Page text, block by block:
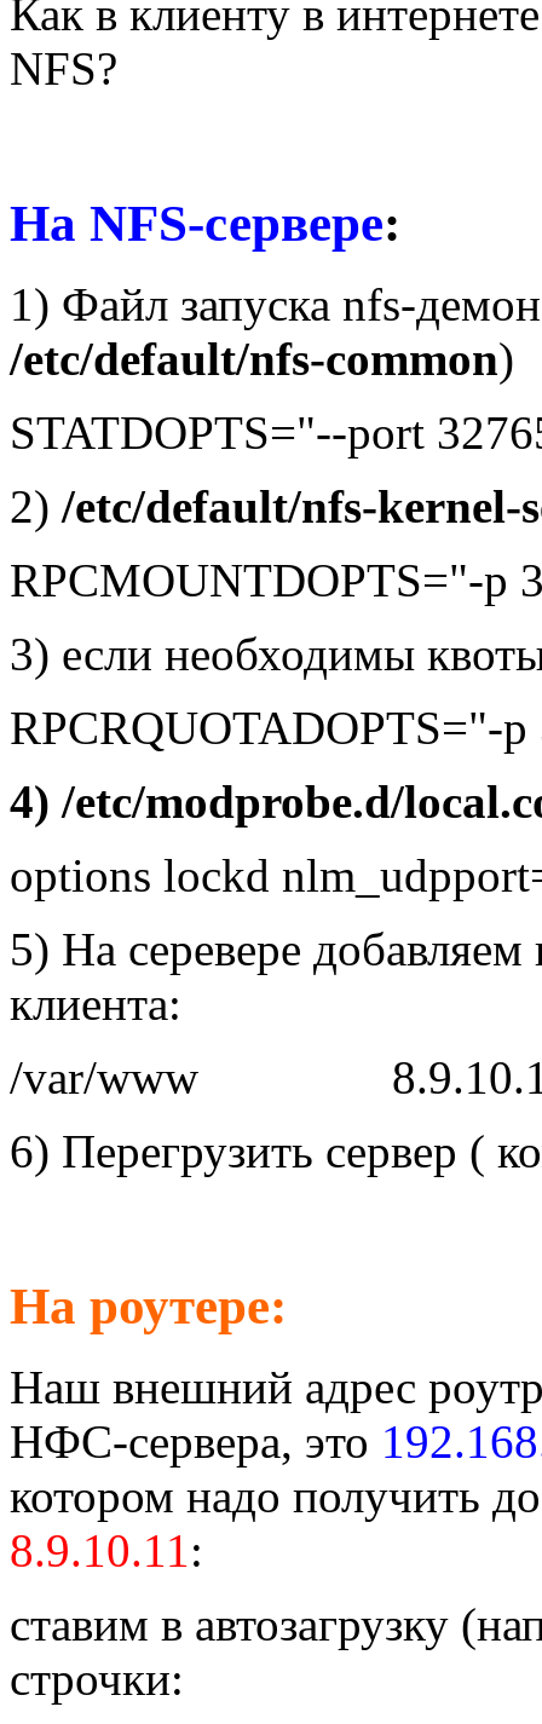
Как в клиенту в
NFS?
На NFS-сервере:
1) Файл запуска nfs-
/etc/default/nfs-common)
STATDOPTS="--port
2) /etc/default/nfs-kernel-
RPCMOUNTDOPTS="-p
3) если необходимы
RPCRQUOTADOPTS="-p
4) /etc/modprobe.d/
options lockd
5) На серевере
клиента:
/var/www
6) Перегрузить сервер (
На роутере:
Наш внешний адрес
НФС-сервера, это
котором надо получить
8.9.10.11 :
ставим в автозагрузку
строчки: